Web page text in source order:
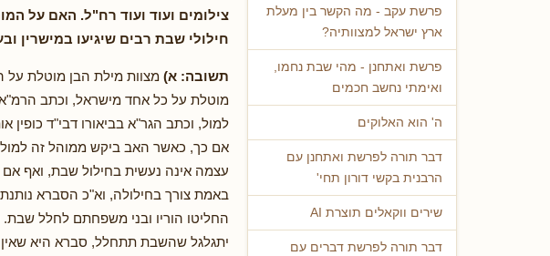
פרשת עקב - מה הקשר בין מעלת
ארץ ישראל למצוותיה?
פרשת ואתחנן - מהי שבת נחמו,
ואימתי נחשב חכמים
ה' הוא האלוקים
דבר תורה לפרשת ואתחנן עם
הרבנית בקשי דורון תחי'
שירים ווקאלים תוצרת AI
דבר תורה לפרשת דברים עם
צילומים ועוד ועוד רח"ל. האם על
חילולי שבת רבים שיגיעו במישרין
תשובה: א) מצוות מילת הבן מוטלת על
מוטלת על כל אחד מישראל, וכתב הרמ"א
למול, וכתב הגר"א בביאורו דבי"ד כופין
אם כך, כאשר האב ביקש ממוהל זה למול
עצמה אינה נעשית בחילול שבת, ואף
באמת צורך בחילולה, וא"כ הסברא
החליטו הוריו ובני משפחתם לחלל
יתגלגל שהשבת תתחלל, סברא היא